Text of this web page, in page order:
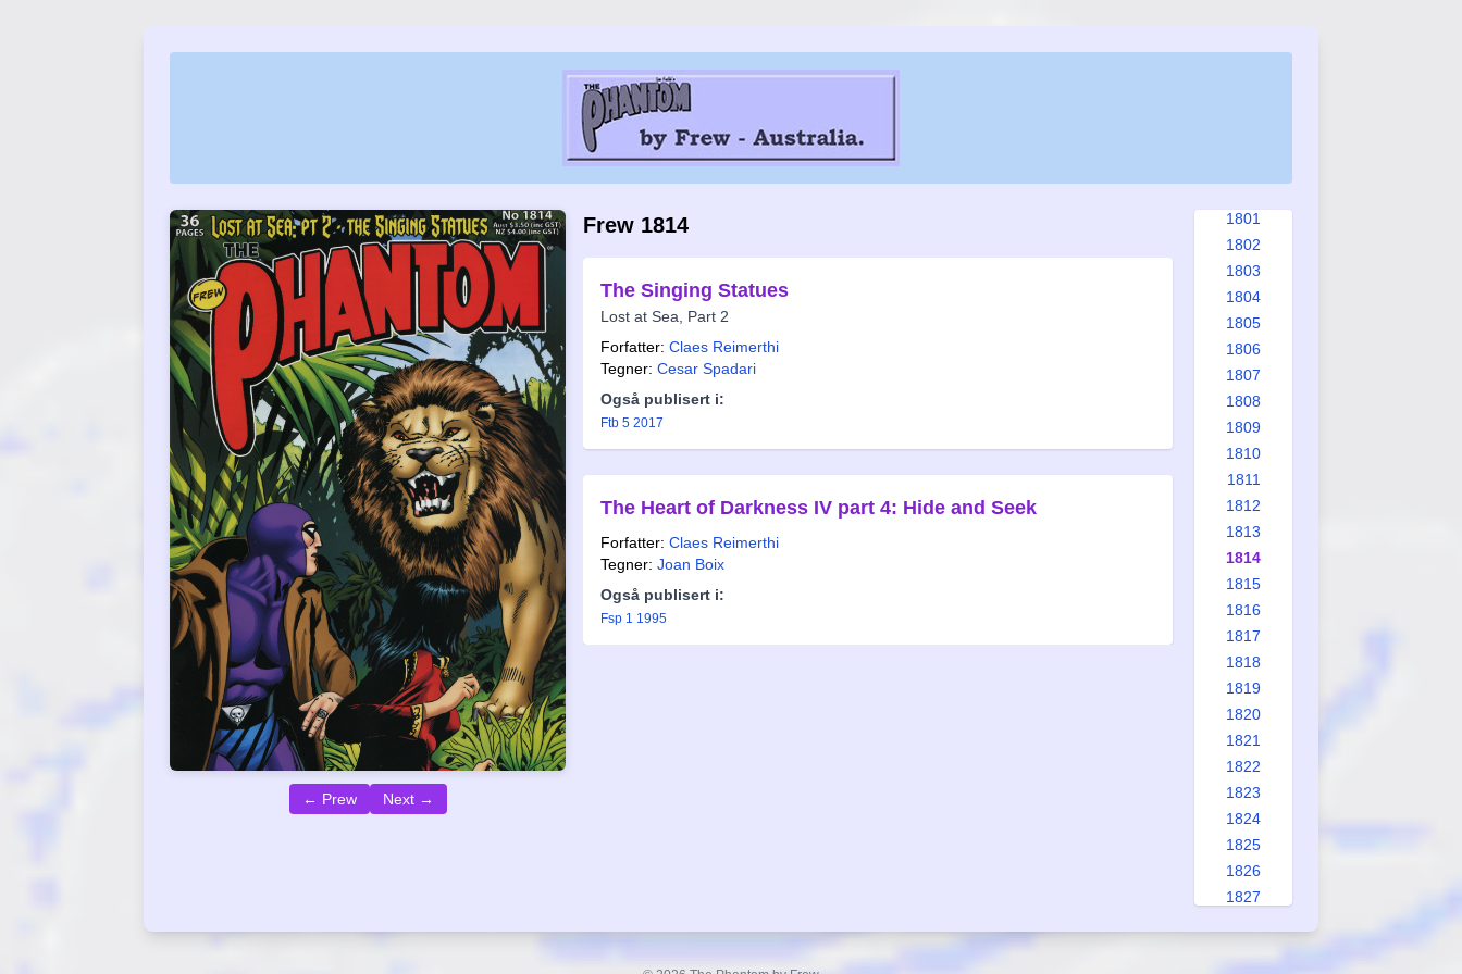
← Prew Next →
Frew 1814
The Singing Statues
Lost at Sea, Part 2
Forfatter: Claes Reimerthi
Tegner: Cesar Spadari
Også publisert i:
Ftb 5 2017
The Heart of Darkness IV part 4: Hide and Seek
Forfatter: Claes Reimerthi
Tegner: Joan Boix
Også publisert i:
Fsp 1 1995
1801
1802
1803
1804
1805
1806
1807
1808
1809
1810
1811
1812
1813
1814
1815
1816
1817
1818
1819
1820
1821
1822
1823
1824
1825
1826
1827